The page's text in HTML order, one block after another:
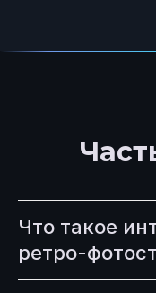
Что такое
ретро-